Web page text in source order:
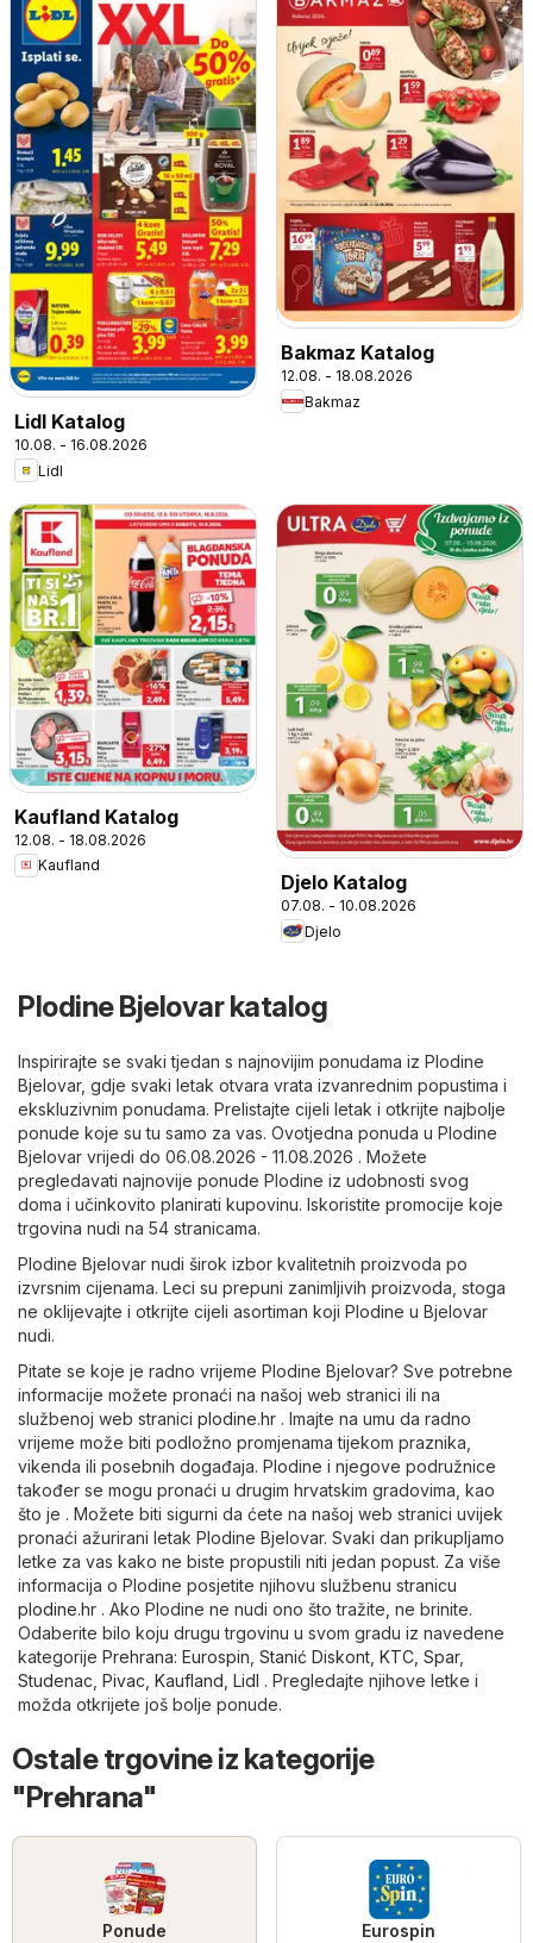
Lidl Katalog
10.08. - 16.08.2026
Lidl
Bakmaz Katalog
12.08. - 18.08.2026
Bakmaz
Kaufland Katalog
12.08. - 18.08.2026
Kaufland
Djelo Katalog
07.08. - 10.08.2026
Djelo
Plodine Bjelovar katalog
Inspirirajte se svaki tjedan s najnovijim ponudama iz Plodine
Bjelovar, gdje svaki letak otvara vrata izvanrednim popustima i
ekskluzivnim ponudama. Prelistajte cijeli letak i otkrijte najbolje
ponude koje su tu samo za vas. Ovotjedna ponuda u Plodine
Bjelovar vrijedi do 06.08.2026 - 11.08.2026 . Možete
pregledavati najnovije ponude Plodine iz udobnosti svog
doma i učinkovito planirati kupovinu. Iskoristite promocije koje
trgovina nudi na 54 stranicama.
Plodine Bjelovar nudi širok izbor kvalitetnih proizvoda po
izvrsnim cijenama. Leci su prepuni zanimljivih proizvoda, stoga
ne oklijevajte i otkrijte cijeli asortiman koji Plodine u Bjelovar
nudi.
Pitate se koje je radno vrijeme Plodine Bjelovar? Sve potrebne
informacije možete pronaći na našoj web stranici ili na
službenoj web stranici plodine.hr . Imajte na umu da radno
vrijeme može biti podložno promjenama tijekom praznika,
vikenda ili posebnih događaja. Plodine i njegove podružnice
također se mogu pronaći u drugim hrvatskim gradovima, kao
što je . Možete biti sigurni da ćete na našoj web stranici uvijek
pronaći ažurirani letak Plodine Bjelovar. Svaki dan prikupljamo
letke za vas kako ne biste propustili niti jedan popust. Za više
informacija o Plodine posjetite njihovu službenu stranicu
plodine.hr . Ako Plodine ne nudi ono što tražite, ne brinite.
Odaberite bilo koju drugu trgovinu u svom gradu iz navedene
kategorije Prehrana: Eurospin Stanić Diskont KTC Spar,
Studenac Pivac Kaufland Lidl . Pregledajte njihove letke i
možda otkrijete još bolje ponude.
Ostale trgovine iz kategorije
"Prehrana"
Ponude Eurospin